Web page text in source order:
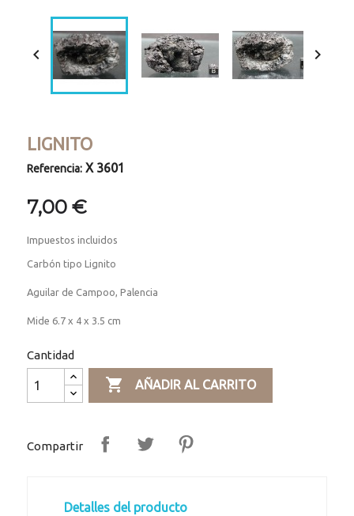
 
LIGNITO
Referencia: X 3601
7,00 €
Impuestos incluidos
Carbón tipo Lignito
Aguilar de Campoo, Palencia
Mide 6.7 x 4 x 3.5 cm
Cantidad
 AÑADIR AL CARRITO
Compartir
Detalles del producto